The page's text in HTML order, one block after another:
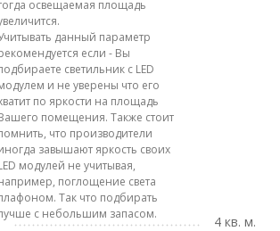
освещаемая площадь
данный параметр
если - Вы
светильник с LED
и не уверены что его
по яркости на площадь
помещения. Также стоит
что производители
завышают яркость своих
модулей не учитывая,
поглощение света
Так что подбирать
с небольшим запасом.
4 кв. м.